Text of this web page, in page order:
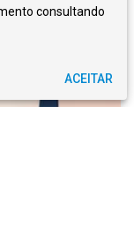
consultando
ACEITAR